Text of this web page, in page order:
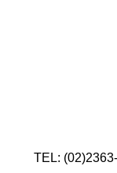
TEL: